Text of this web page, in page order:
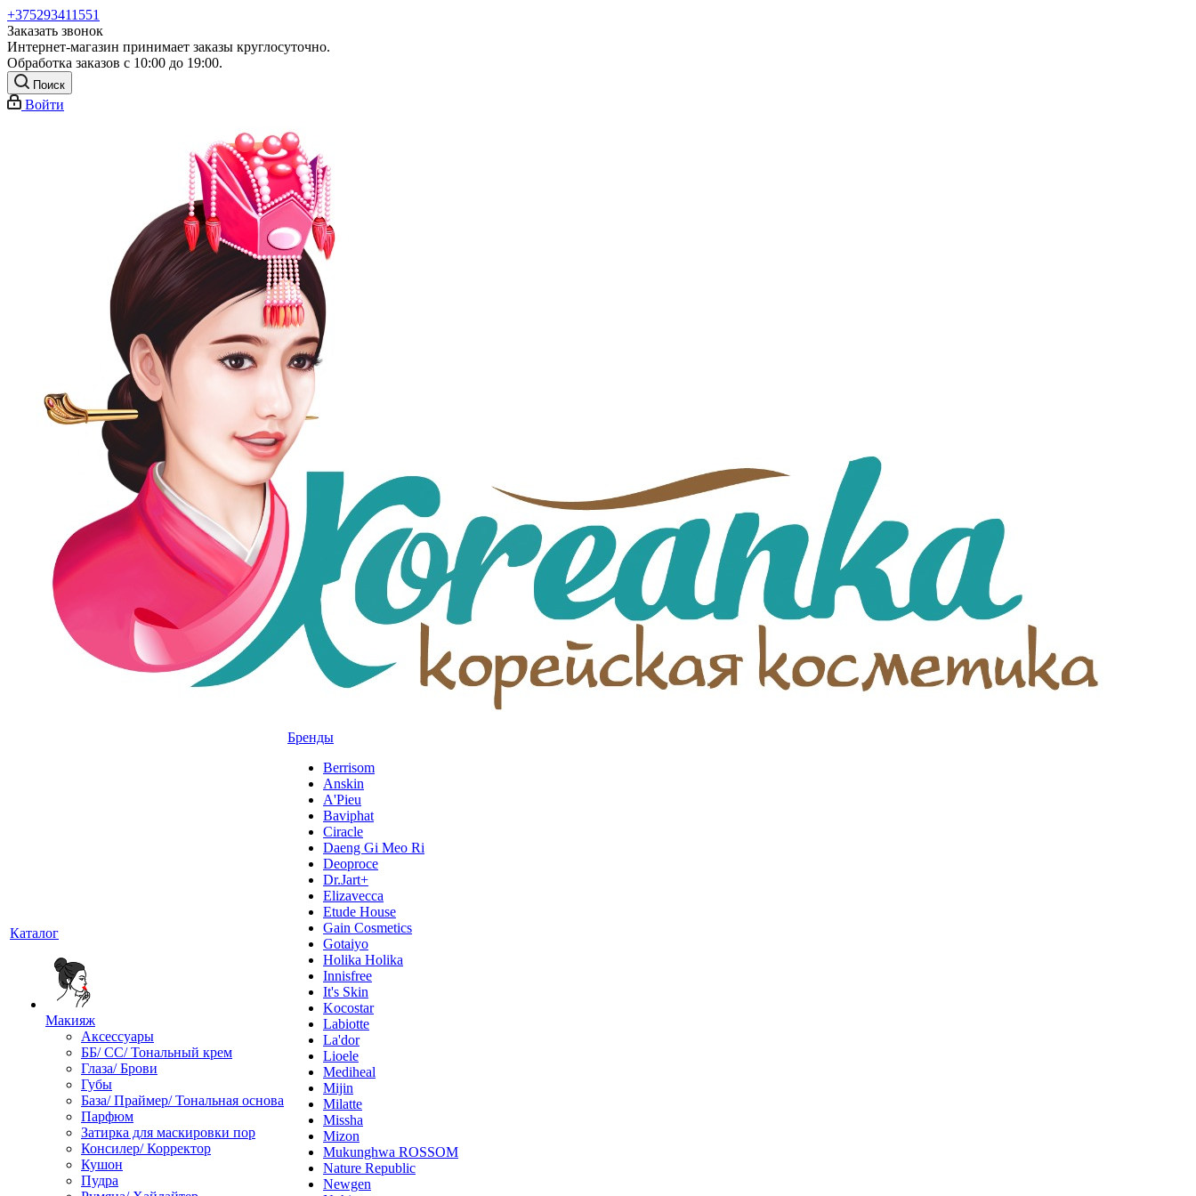
+375293411551
Заказать звонок
Интернет-магазин принимает заказы круглосуточно.
Обработка заказов с 10:00 до 19:00.
Поиск
Войти
Каталог
Макияж
Аксессуары
ББ/ СС/ Тональный крем
Глаза/ Брови
Губы
База/ Праймер/ Тональная основа
Парфюм
Затирка для маскировки пор
Консилер/ Корректор
Кушон
Пудра
Бренды
Berrisom
Anskin
A'Pieu
Baviphat
Ciracle
Daeng Gi Meo Ri
Deoproce
Dr.Jart+
Elizavecca
Etude House
Gain Cosmetics
Gotaiyo
Holika Holika
Innisfree
It's Skin
Kocostar
Labiotte
La'dor
Lioele
Mediheal
Mijin
Milatte
Missha
Mizon
Mukunghwa ROSSOM
Nature Republic
Newgen